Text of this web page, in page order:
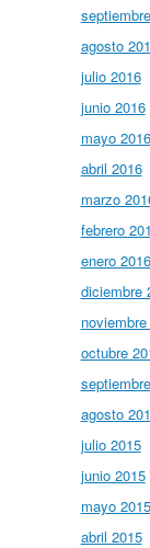
agosto
julio 2016
junio 2016
mayo 2016
abril 2016
marzo
febrero
enero 2016
diciembre
octubre
agosto
julio 2015
junio 2015
mayo 2015
abril 2015